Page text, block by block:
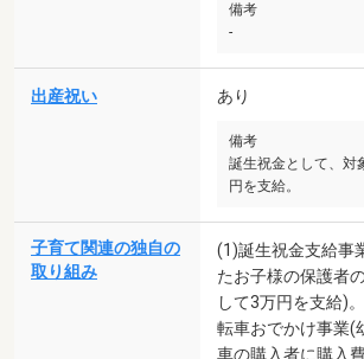
備考
-
出産祝い あり
備考
誕生祝金として、対
円を支給。
子育て関連の独自の
取り組み
(1)誕生祝金支給事
たお子様の保護者
して3万円を支給)
転車おでかけ事業(
車の購入者に購入